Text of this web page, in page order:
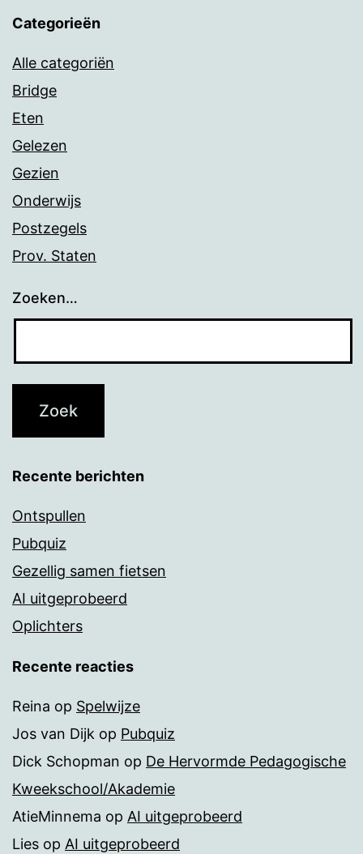
Categorieën
Alle categoriën
Bridge
Eten
Gelezen
Gezien
Onderwijs
Postzegels
Prov. Staten
Zoeken…
Recente berichten
Ontspullen
Pubquiz
Gezellig samen fietsen
AI uitgeprobeerd
Oplichters
Recente reacties
Reina op Spelwijze
Jos van Dijk op Pubquiz
Dick Schopman op De Hervormde Pedagogische
Kweekschool/Akademie
AtieMinnema op AI uitgeprobeerd
Lies op AI uitgeprobeerd